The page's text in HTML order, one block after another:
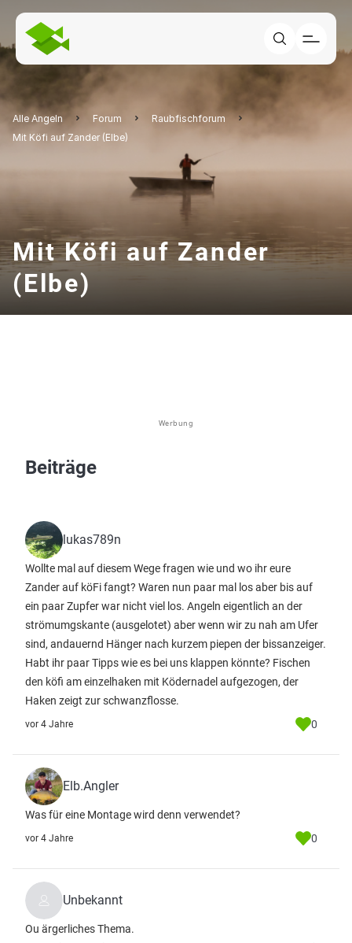
Alle Angeln Forum
Raubfischforum
Mit Köfi auf Zander (Elbe)
Mit Köfi auf Zander
(Elbe)
Werbung
Beiträge
lukas789n
Wollte mal auf diesem Wege fragen wie und wo ihr eure
Zander auf köFi fangt? Waren nun paar mal los aber bis auf
ein paar Zupfer war nicht viel los. Angeln eigentlich an der
strömumgskante (ausgelotet) aber wenn wir zu nah am Ufer
sind, andauernd Hänger nach kurzem piepen der bissanzeiger.
Habt ihr paar Tipps wie es bei uns klappen könnte? Fischen
den köfi am einzelhaken mit Ködernadel aufgezogen, der
Haken zeigt zur schwanzflosse.
vor 4 Jahre 0
Elb.Angler
Was für eine Montage wird denn verwendet?
vor 4 Jahre 0
Unbekannt
Ou ärgerliches Thema.